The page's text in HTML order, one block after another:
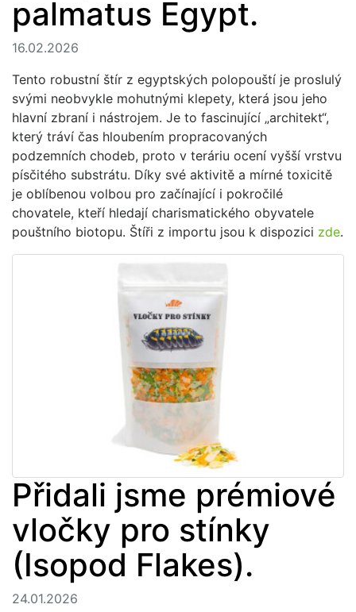
palmatus Egypt.
16.02.2026
Tento robustní štír z egyptských polopouští je proslulý
svými neobvykle mohutnými klepety, která jsou jeho
hlavní zbraní i nástrojem. Je to fascinující „architekt“,
který tráví čas hloubením propracovaných
podzemních chodeb, proto v teráriu ocení vyšší vrstvu
písčitého substrátu. Díky své aktivitě a mírné toxicitě
je oblíbenou volbou pro začínající i pokročilé
chovatele, kteří hledají charismatického obyvatele
pouštního biotopu. Štíři z importu jsou k dispozici zde.
Přidali jsme prémiové
vločky pro stínky
(Isopod Flakes).
24.01.2026